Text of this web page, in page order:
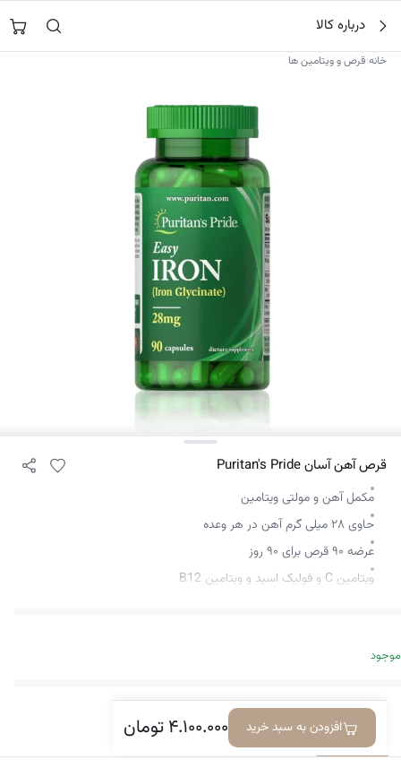
محتوا
جستجو در
درباره کالا
خانه›قرص و ویتامین ها
قرص آهن آسان Puritan's Pride
مکمل آهن و مولتی ویتامین
حاوی ۲۸ میلی گرم آهن در هر وعده
عرضه ۹۰ قرص برای ۹۰ روز
ویتامین C و فولیک اسید و وبتامین B12
موجود
۴.۱۰۰.۰۰۰تومان افزودن به سبد خریدمعرفی کالا دیدگاه‌ها